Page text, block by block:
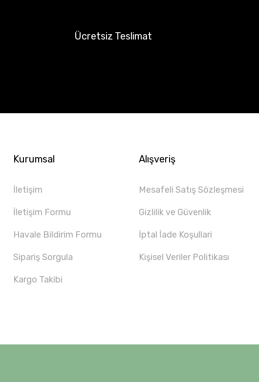
Ücretsiz Teslimat
Kurumsal
İletişim
İletişim Formu
Havale Bildirim Formu
Sipariş Sorgula
Kargo Takibi
Alışveriş
Mesafeli Satış Sözleşmesi
Gizlilik ve Güvenlik
İptal İade Koşullari
Kişisel Veriler Politikası